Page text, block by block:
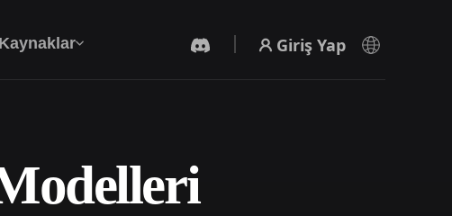
Kaynaklar Giriş Yap
Yapay Zeka Video Oluşturucu
Yapay zekayla metinden ya da görsellerden
video oluşturun.